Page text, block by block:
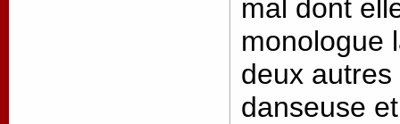
mal dont
monologue
deux
danseuse